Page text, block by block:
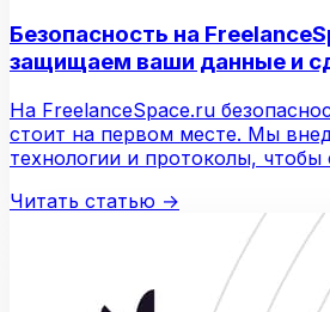
Безопасность на
защищаем ваши данные и
На FreelanceSpace.ru
стоит на первом месте. Мы
технологии и протоколы, чтобы
Читать статью →